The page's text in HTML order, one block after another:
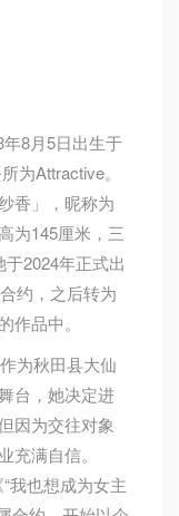
8月5日出生于
为Attractive。
香」，昵称为
为145厘米，三
2024年正式出
约，之后转为
品中。
为秋田县大仙
台，她决定进
因为交往对象
充满自信。
我也想成为女主